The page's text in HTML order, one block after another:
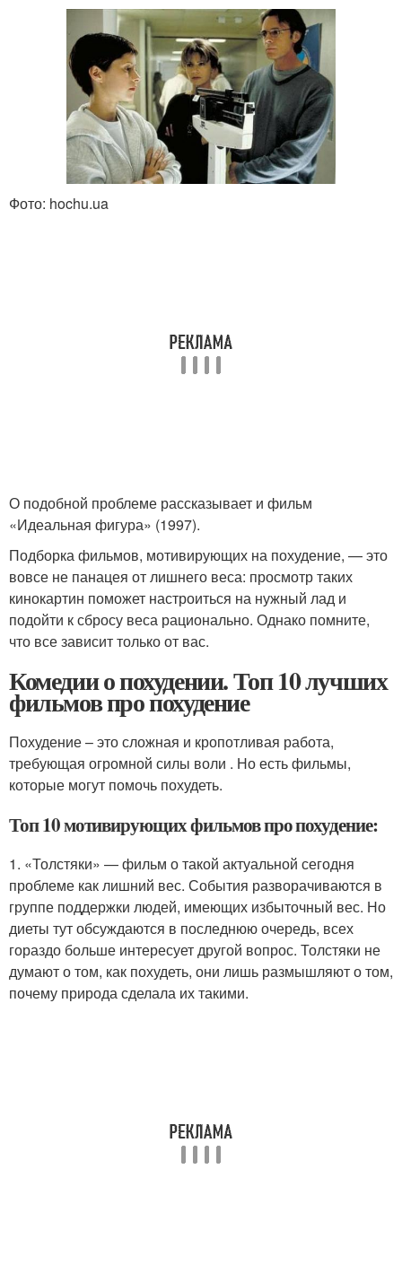
Фото: hochu.ua
О подобной проблеме рассказывает и фильм
«Идеальная фигура» (1997).
Подборка фильмов, мотивирующих на похудение, — это
вовсе не панацея от лишнего веса: просмотр таких
кинокартин поможет настроиться на нужный лад и
подойти к сбросу веса рационально. Однако помните,
что все зависит только от вас.
Комедии о похудении. Топ 10 лучших
фильмов про похудение
Похудение – это сложная и кропотливая работа,
требующая огромной силы воли . Но есть фильмы,
которые могут помочь похудеть.
Топ 10 мотивирующих фильмов про похудение:
1. «Толстяки» — фильм о такой актуальной сегодня
проблеме как лишний вес. События разворачиваются в
группе поддержки людей, имеющих избыточный вес. Но
диеты тут обсуждаются в последнюю очередь, всех
гораздо больше интересует другой вопрос. Толстяки не
думают о том, как похудеть, они лишь размышляют о том,
почему природа сделала их такими.